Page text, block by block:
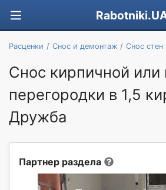
Расценки Снос и демонтаж Снос стен
Снос кирпичной или
перегородки в 1,5
Дружба
Партнер раздела